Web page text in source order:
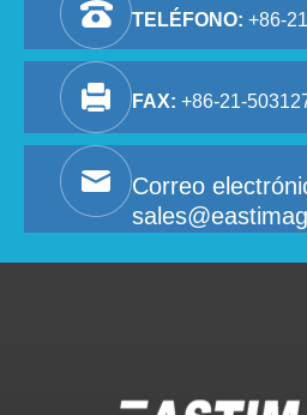
TELÉFONO: +86-
FAX: +86-21-
Correo